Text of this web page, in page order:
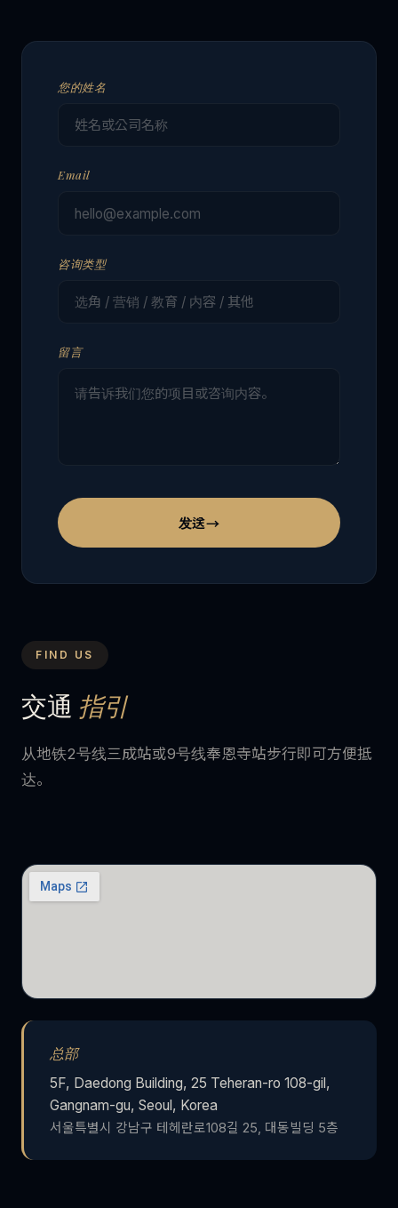
您的姓名
Email
咨询类型
留言
发送→
FIND US
交通 指引
从地铁2号线三成站或9号线奉恩寺站步行即可方便抵
达。
总部
5F, Daedong Building, 25 Teheran-ro 108-gil,
Gangnam-gu, Seoul, Korea
서울특별시 강남구 테헤란로108길 25, 대동빌딩 5층